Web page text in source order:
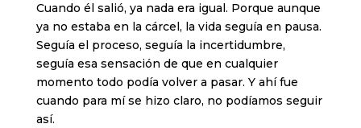
Cuando él salió, ya nada era igual. Porque aunque
ya no estaba en la cárcel, la vida seguía en pausa.
Seguía el proceso, seguía la incertidumbre,
seguía esa sensación de que en cualquier
momento todo podía volver a pasar. Y ahí fue
cuando para mí se hizo claro, no podíamos seguir
así.